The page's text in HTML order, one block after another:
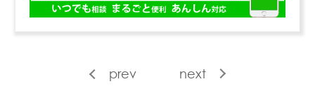
prev next